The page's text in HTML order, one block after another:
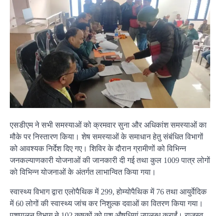
एसडीएम ने सभी समस्याओं को क्रमवार सुना और अधिकांश समस्याओं का
मौके पर निस्तारण किया। शेष समस्याओं के समाधान हेतु संबंधित विभागों
को आवश्यक निर्देश दिए गए। शिविर के दौरान ग्रामीणों को विभिन्न
जनकल्याणकारी योजनाओं की जानकारी दी गई तथा कुल 1009 पात्र लोगों
को विभिन्न योजनाओं के अंतर्गत लाभान्वित किया गया।
स्वास्थ्य विभाग द्वारा एलोपैथिक में 299, होम्योपैथिक में 76 तथा आयुर्वेदिक
में 60 लोगों की स्वास्थ्य जांच कर निशुल्क दवाओं का वितरण किया गया।